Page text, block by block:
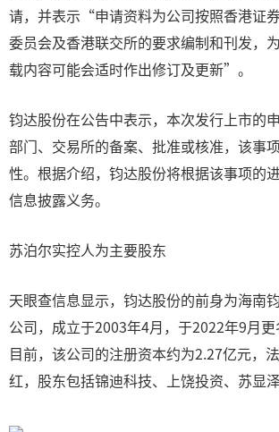
请，并表示“申请资料为公司按照香港证
委员会及香港联交所的要求编制和刊发，
载内容可能会适时作出修订及更新”。
钧达股份在公告中表示，本次发行上市的
部门、交易所的备案、批准或核准，该事
性。根据介绍，钧达股份将根据该事项的
信息披露义务。
苏泊尔实控人为主要股东
天眼查信息显示，钧达股份的前身为海南
公司，成立于2003年4月，于2022年9月更
目前，该公司的注册资本约为2.27亿元，
红，股东包括锦迪科技、上饶投资、苏显